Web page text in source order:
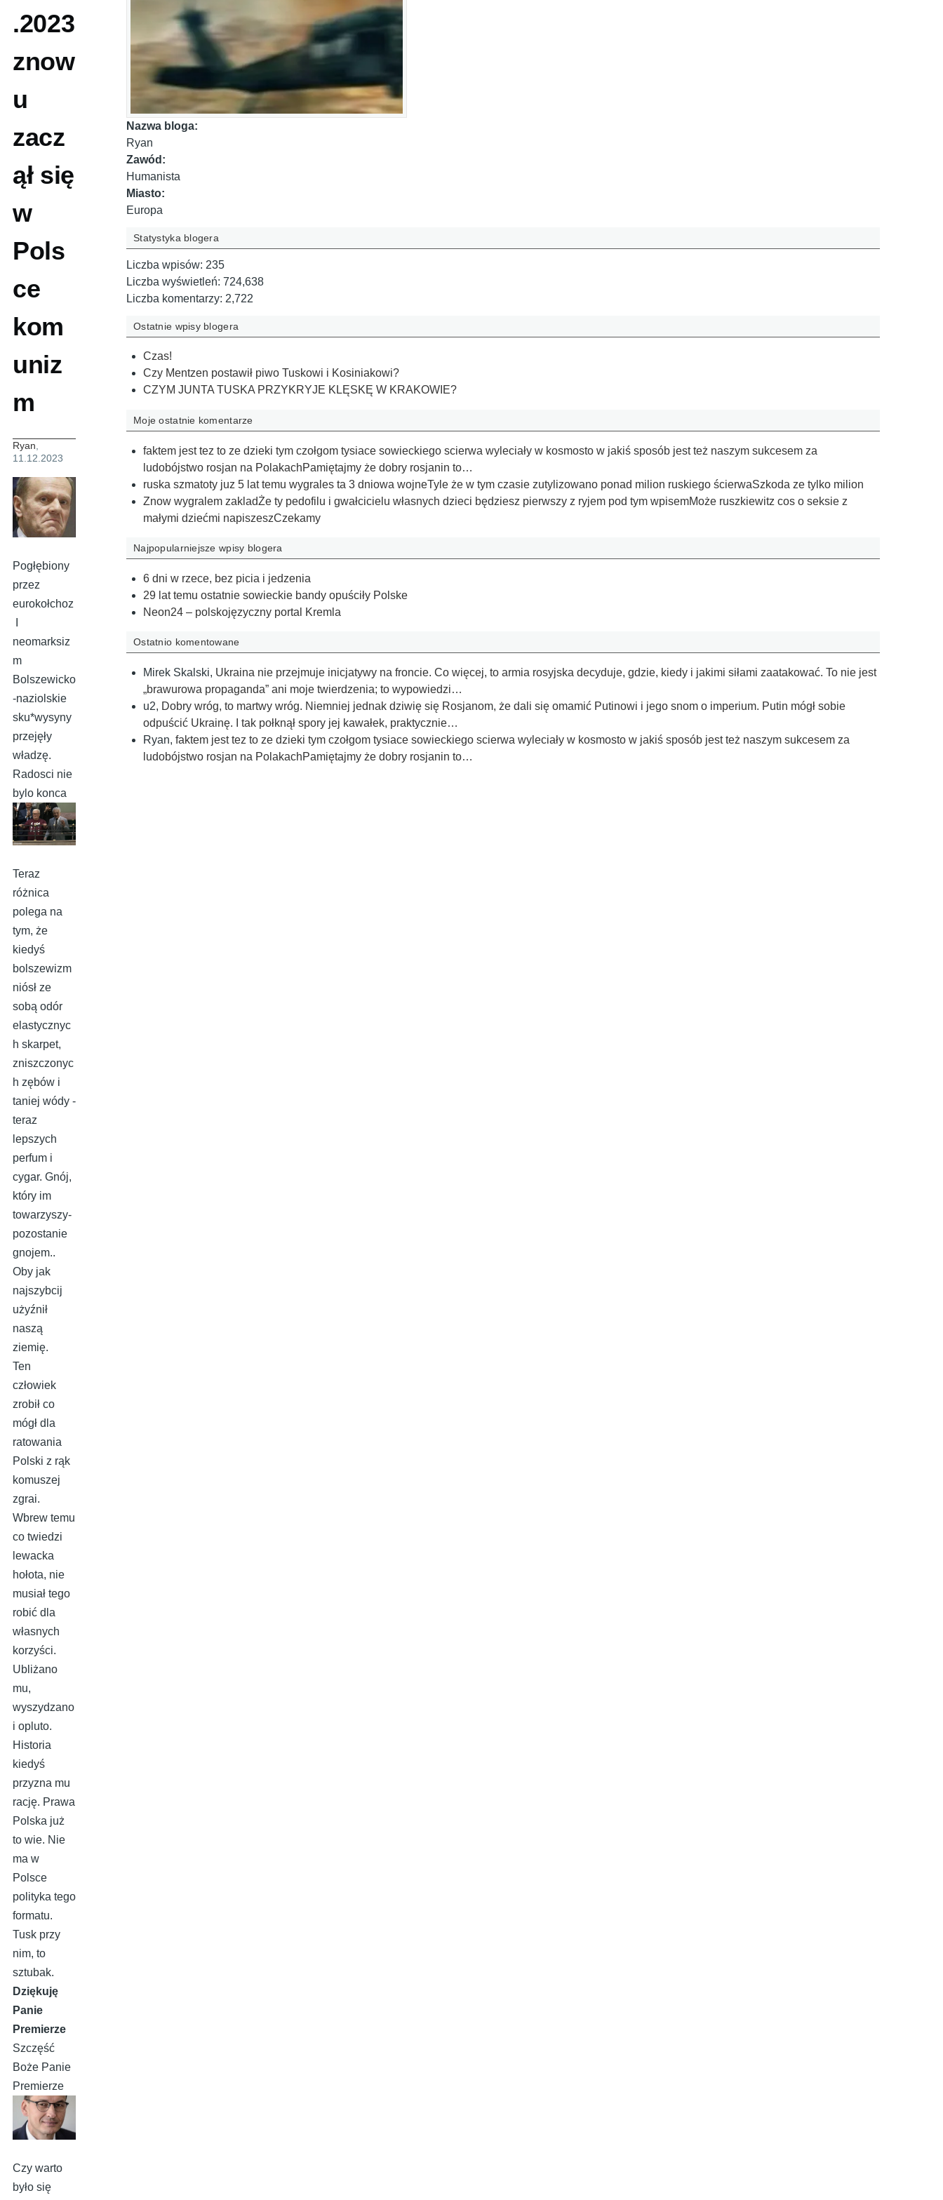
.2023
znow
u
zacz
ął się
w
Pols
ce
kom
uniz
m
Ryan,
11.12.2023
Pogłębiony
przez
eurokołchoz
neomarksiz
m
Bolszewicko
-naziolskie
sku*wysyny
przejęły
władzę.
Radosci nie
bylo konca
Teraz
różnica
polega na
tym, że
kiedyś
bolszewizm
niósł ze
sobą odór
elastycznyc
h skarpet,
zniszczonyc
h zębów i
taniej wódy -
teraz
lepszych
perfum i
cygar. Gnój,
który im
towarzyszy-
pozostanie
gnojem..
Oby jak
najszybcij
użyźnił
naszą
ziemię.
Ten
człowiek
zrobił co
mógł dla
ratowania
Polski z rąk
komuszej
zgrai.
Wbrew temu
co twiedzi
lewacka
hołota, nie
musiał tego
robić dla
własnych
korzyści.
Ubliżano
mu,
wyszydzano
i opluto.
Historia
kiedyś
przyzna mu
rację. Prawa
Polska już
to wie. Nie
ma w
Polsce
polityka tego
formatu.
Tusk przy
nim, to
sztubak.
Dziękuję
Panie
Premierze
Szczęść
Boże Panie
Premierze
Czy warto
było się
Nazwa bloga:
Ryan
Zawód:
Humanista
Miasto:
Europa
Statystyka blogera
Liczba wpisów: 235
Liczba wyświetleń: 724,638
Liczba komentarzy: 2,722
Ostatnie wpisy blogera
Czas!
Czy Mentzen postawił piwo Tuskowi i Kosiniakowi?
CZYM JUNTA TUSKA PRZYKRYJE KLĘSKĘ W KRAKOWIE?
Moje ostatnie komentarze
faktem jest tez to ze dzieki tym czołgom tysiace sowieckiego scierwa wyleciały w kosmosto w jakiś sposób jest też naszym sukcesem za
ludobójstwo rosjan na PolakachPamiętajmy że dobry rosjanin to…
ruska szmatoty juz 5 lat temu wygrales ta 3 dniowa wojneTyle że w tym czasie zutylizowano ponad milion ruskiego ścierwaSzkoda ze tylko milion
Znow wygralem zakladŻe ty pedofilu i gwałcicielu własnych dzieci będziesz pierwszy z ryjem pod tym wpisemMoże ruszkiewitz cos o seksie z
małymi dziećmi napiszeszCzekamy
Najpopularniejsze wpisy blogera
6 dni w rzece, bez picia i jedzenia
29 lat temu ostatnie sowieckie bandy opuściły Polske
Neon24 – polskojęzyczny portal Kremla
Ostatnio komentowane
Mirek Skalski, Ukraina nie przejmuje inicjatywy na froncie. Co więcej, to armia rosyjska decyduje, gdzie, kiedy i jakimi siłami zaatakować. To nie jest
„brawurowa propaganda” ani moje twierdzenia; to wypowiedzi…
u2, Dobry wróg, to martwy wróg. Niemniej jednak dziwię się Rosjanom, że dali się omamić Putinowi i jego snom o imperium. Putin mógł sobie
odpuścić Ukrainę. I tak połknął spory jej kawałek, praktycznie…
Ryan, faktem jest tez to ze dzieki tym czołgom tysiace sowieckiego scierwa wyleciały w kosmosto w jakiś sposób jest też naszym sukcesem za
ludobójstwo rosjan na PolakachPamiętajmy że dobry rosjanin to…